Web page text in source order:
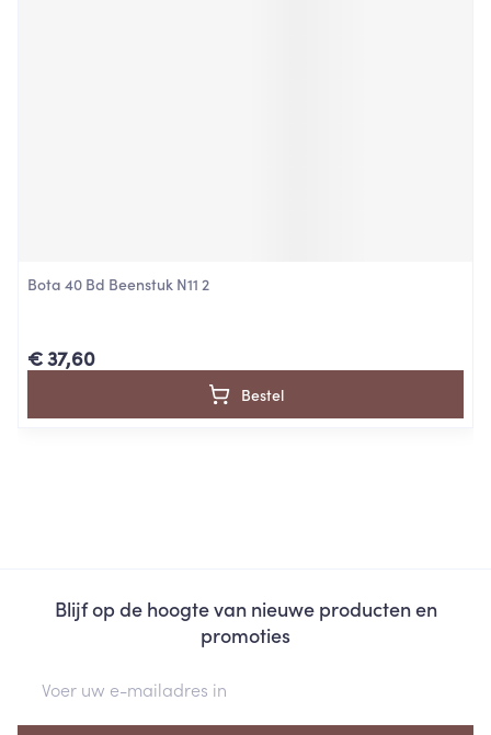
Bota 40 Bd Beenstuk N11 2
€ 37,60
Bestel
Blijf op de hoogte van nieuwe producten en
promoties